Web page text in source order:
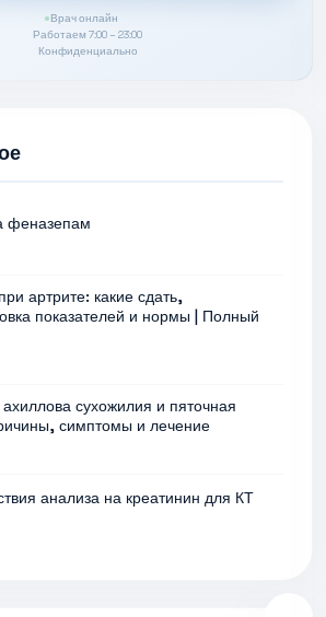
Врач онлайн
Работаем 7:00 – 23:00
Конфиденциально
феназепам
артрите: какие сдать,
показателей и нормы | Полный
сухожилия и пяточная
симптомы и лечение
анализа на креатинин для КТ